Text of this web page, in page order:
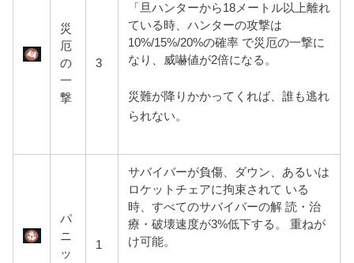
災
厄
の
一
撃
3
「旦ハンターから18メートル以上離れ
ている時、ハンターの攻撃は
10%/15%/20%の確率 で災厄の一撃に
なり、威嚇値が2倍になる。
災難が降りかかってくれば、誰も逃れ
られない。
パ
ニ
ッ
1
サバイバーが負傷、ダウン、あるいは
ロケットチェアに拘束されて いる
時、すべてのサバイバーの解 読・治
療・破壊速度が3%低下する。 重ねが
け可能。